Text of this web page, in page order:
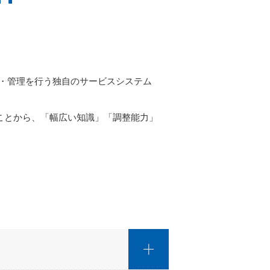
管理を行う独自のサービスシステム
から、「幅広い知識」「調整能力」